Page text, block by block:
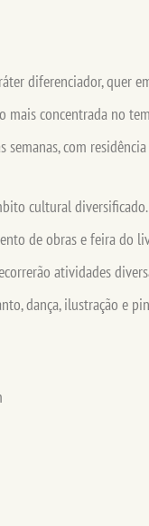
diferenciador, quer
mais concentrada no
com
cultural
de obras e feira do
atividades
dança, ilustração e